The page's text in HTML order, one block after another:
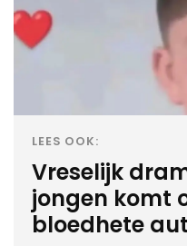
LEES OOK:
Vreselijk
jongen komt
bloedhete